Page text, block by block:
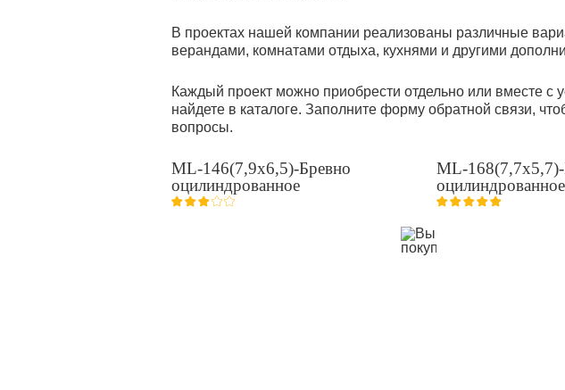
В проектах нашей компании реализованы различные
верандами, комнатами отдыха, кухнями и другими
Каждый проект можно приобрести отдельно или вместе с
найдете в каталоге. Заполните форму обратной связи,
вопросы.
ML-146(7,9х6,5)-Бревно
оцилиндрованное
ML-
оцилиндрованное